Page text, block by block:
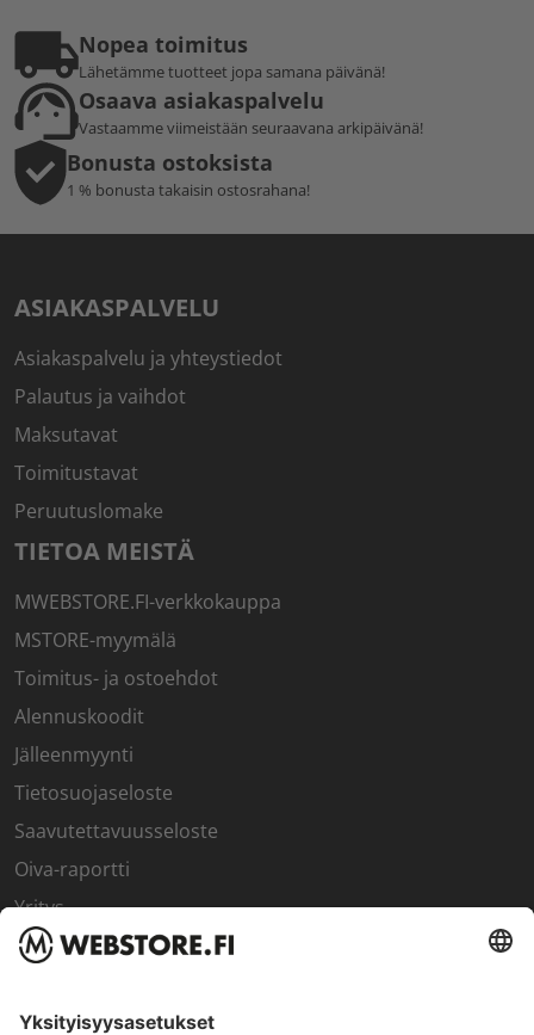
Nopea toimitus
Lähetämme tuotteet jopa samana päivänä!
Osaava asiakaspalvelu
Vastaamme viimeistään seuraavana arkipäivänä!
Bonusta ostoksista
1 % bonusta takaisin ostosrahana!
ASIAKASPALVELU
Asiakaspalvelu ja yhteystiedot
Palautus ja vaihdot
Maksutavat
Toimitustavat
Peruutuslomake
TIETOA MEISTÄ
MWEBSTORE.FI-verkkokauppa
MSTORE-myymälä
Toimitus- ja ostoehdot
Alennuskoodit
Jälleenmyynti
Tietosuojaseloste
Saavutettavuusseloste
Oiva-raportti
Yritys
SISÄPIIRI